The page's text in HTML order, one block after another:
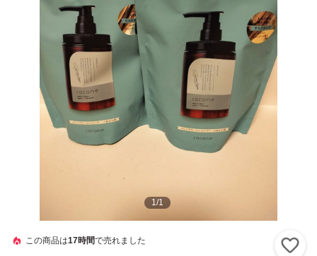
1/1
この商品は17時間で売れました